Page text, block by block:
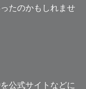
たのかもしれませ
公式サイトなどに